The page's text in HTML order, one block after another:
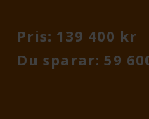
Pris: 139 400 kr
Du sparar: 59